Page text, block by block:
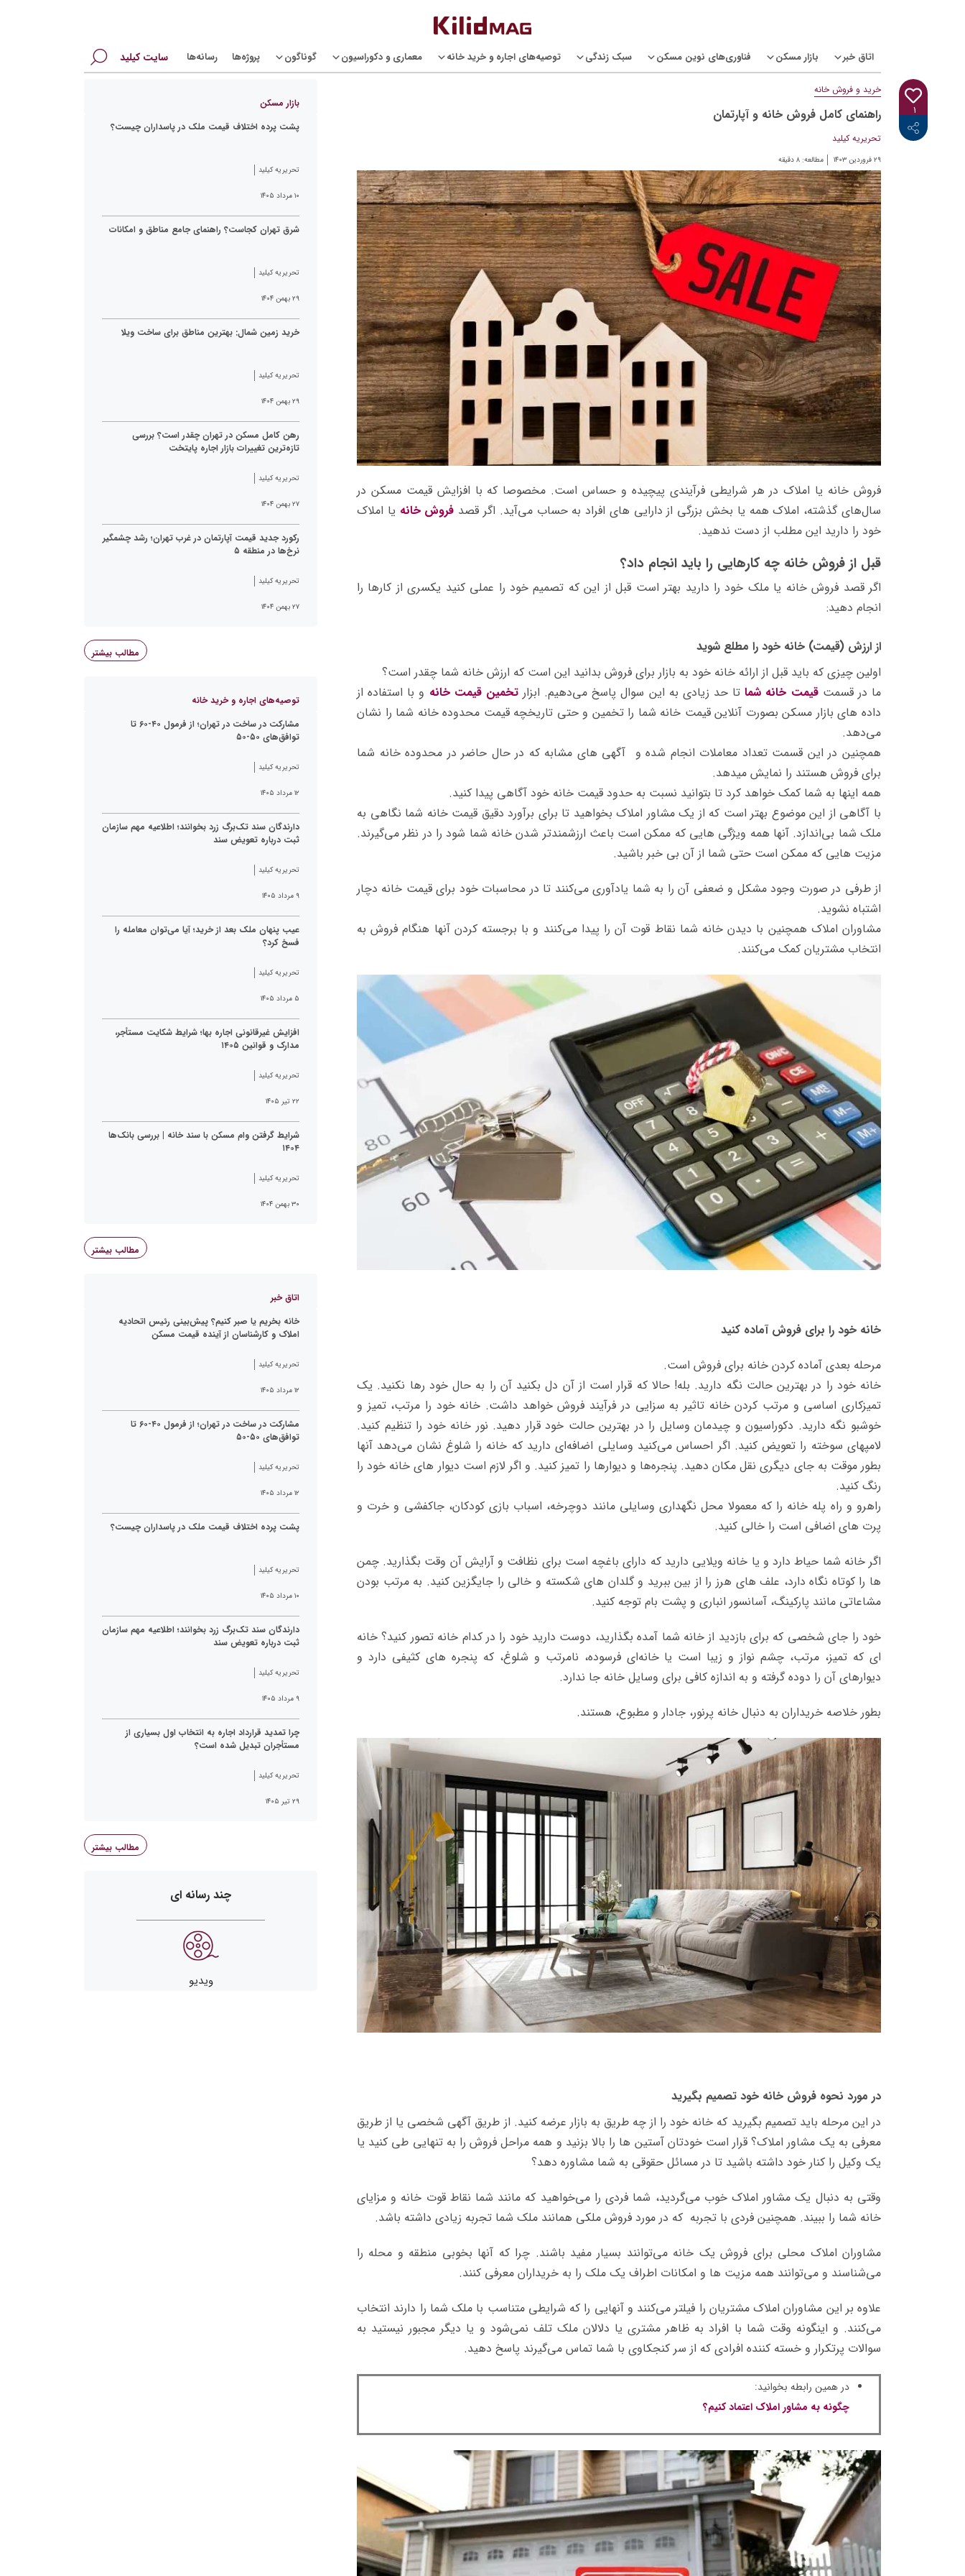
برای:
اتاق خبر بازار مسکن فناوری‌های نوین مسکن سبک زندگی توصیه‌های اجاره و خرید خانه معماری و دکوراسیون گوناگون پروژه‌ها رسانه‌ها سایت کیلید
۱
<i class="icon-twitter"></i>
<i class="icon-telegram-plane"></i>
<i class="icon-linkedin"></i>
خرید و فروش خانه
راهنمای کامل فروش خانه و آپارتمان
تحریریه کیلید
۲۹ فروردین ۱۴۰۳ مطالعه: ۸ دقیقه
فروش خانه یا املاک در هر شرایطی فرآیندی پیچیده و حساس است. مخصوصا که با افزایش قیمت مسکن در
سال‌های گذشته، املاک همه یا بخش بزرگی از دارایی های افراد به حساب می‌آید. اگر قصد فروش خانه یا املاک
خود را دارید این مطلب از دست ندهید.
قبل از فروش خانه چه کارهایی را باید انجام داد؟
اگر قصد فروش خانه یا ملک خود را دارید بهتر است قبل از این که تصمیم خود را عملی کنید یکسری از کارها را
انجام دهید:
از ارزش (قیمت) خانه خود را مطلع شوید
اولین چیزی که باید قبل از ارائه خانه خود به بازار برای فروش بدانید این است که ارزش خانه شما چقدر است؟
ما در قسمت قیمت خانه شماتا حد زیادی به این سوال پاسخ می‌دهیم. ابزارتخمین قیمت خانه و با استفاده از
داده های بازار مسکن بصورت آنلاین قیمت خانه شما را تخمین و حتی تاریخچه قیمت محدوده خانه شما را نشان
می‌دهد.
همچنین در این قسمت تعداد معاملات انجام شده و آگهی های مشابه که در حال حاضر در محدوده خانه شما
برای فروش هستند را نمایش میدهد.
همه اینها به شما کمک خواهد کرد تا بتوانید نسبت به حدود قیمت خانه خود آگاهی پیدا کنید.
با آگاهی از این موضوع بهتر است که از یک مشاور املاک بخواهید تا برای برآورد دقیق قیمت خانه شما نگاهی به
ملک شما بی‌اندازد. آنها همه ویژگی هایی که ممکن است باعث ارزشمند‌تر شدن خانه شما شود را در نظر می‌گیرند.
مزیت هایی که ممکن است حتی شما از آن بی خبر باشید.
از طرفی در صورت وجود مشکل و ضعفی آن را به شما یادآوری می‌کنند تا در محاسبات خود برای قیمت خانه دچار
اشتباه نشوید.
مشاوران املاک همچنین با دیدن خانه شما نقاط قوت آن را پیدا می‌کنند و با برجسته کردن آنها هنگام فروش به
انتخاب مشتریان کمک می‌کنند.
خانه خود را برای فروش آماده کنید
مرحله بعدی آماده کردن خانه برای فروش است.
خانه خود را در بهترین حالت نگه دارید. بله! حالا که قرار است از آن دل بکنید آن را به حال خود رها نکنید. یک
تمیزکاری اساسی و مرتب کردن خانه تاثیر به سزایی در فرآیند فروش خواهد داشت. خانه خود را مرتب، تمیز و
خوشبو نگه دارید. دکوراسیون و چیدمان وسایل را در بهترین حالت خود قرار دهید. نور خانه خود را تنظیم کنید.
لامپهای سوخته را تعویض کنید. اگر احساس می‌کنید وسایلی اضافه‌ای دارید که خانه را شلوغ نشان می‌دهد آنها
بطور موقت به جای دیگری نقل مکان دهید. پنجره‌ها و دیوارها را تمیز کنید. و اگر لازم است دیوار های خانه خود را
رنگ کنید.
راهرو و راه پله خانه را که معمولا محل نگهداری وسایلی مانند دوچرخه، اسباب بازی کودکان، جاکفشی و خرت و
پرت های اضافی است را خالی کنید.
اگر خانه شما حیاط دارد و یا خانه ویلایی دارید که دارای باغچه است برای نظافت و آرایش آن وقت بگذارید. چمن
ها را کوتاه نگاه دارد، علف های هرز را از بین ببرید و گلدان های شکسته و خالی را جایگزین کنید. به مرتب بودن
مشاعاتی مانند پارکینگ، آسانسور انباری و پشت بام توجه کنید.
خود را جای شخصی که برای بازدید از خانه شما آمده بگذارید، دوست دارید خود را در کدام خانه تصور کنید؟ خانه
ای که تمیز، مرتب، چشم نواز و زیبا است یا خانه‌ای فرسوده، نامرتب و شلوغ، که پنجره های کثیفی دارد و
دیوارهای آن را دوده گرفته و به اندازه کافی برای وسایل خانه جا ندارد.
بطور خلاصه خریداران به دنبال خانه پرنور، جادار و مطبوع، هستند.
در مورد نحوه فروش خانه خود تصمیم بگیرید
در این مرحله باید تصمیم بگیرید که خانه خود را از چه طریق به بازار عرضه کنید. از طریق آگهی شخصی یا از طریق
معرفی به یک مشاور املاک؟ قرار است خودتان آستین ها را بالا بزنید و همه مراحل فروش را به تنهایی طی کنید یا
یک وکیل را کنار خود داشته باشید تا در مسائل حقوقی به شما مشاوره دهد؟
وقتی به دنبال یک مشاور املاک خوب می‌گردید، شما فردی را می‌خواهید که مانند شما نقاط قوت خانه و مزایای
خانه شما را ببیند. همچنین فردی با تجربه که در مورد فروش ملکی همانند ملک شما تجربه زیادی داشته باشد.
مشاوران املاک محلی برای فروش یک خانه می‌توانند بسیار مفید باشند. چرا که آنها بخوبی منطقه و محله را
می‌شناسند و می‌توانند همه مزیت ها و امکانات اطراف یک ملک را به خریداران معرفی کنند.
علاوه بر این مشاوران املاک مشتریان را فیلتر می‌کنند و آنهایی را که شرایطی متناسب با ملک شما را دارند انتخاب
می‌کنند. و اینگونه وقت شما با افراد به ظاهر مشتری یا دلالان ملک تلف نمی‌شود و یا دیگر مجبور نیستید به
سوالات پرتکرار و خسته کننده افرادی که از سر کنجکاوی با شما تماس می‌گیرند پاسخ دهید.
در همین رابطه بخوانید:
چگونه به مشاور املاک اعتماد کنیم؟
بازار مسکن
پشت پرده اختلاف قیمت ملک در پاسداران چیست؟
تحریریه کیلید
۱۰ مرداد ۱۴۰۵
شرق تهران کجاست؟ راهنمای جامع مناطق و امکانات
تحریریه کیلید
۲۹ بهمن ۱۴۰۴
خرید زمین شمال: بهترین مناطق برای ساخت ویلا
تحریریه کیلید
۲۹ بهمن ۱۴۰۴
رهن کامل مسکن در تهران چقدر است؟ بررسی
تازه‌ترین تغییرات بازار اجاره پایتخت
تحریریه کیلید
۲۷ بهمن ۱۴۰۴
رکورد جدید قیمت آپارتمان در غرب تهران؛ رشد چشمگیر
نرخ‌ها در منطقه ۵
تحریریه کیلید
۲۷ بهمن ۱۴۰۴
مطالب بیشتر
توصیه‌های اجاره و خرید خانه
مشارکت در ساخت در تهران؛ از فرمول ۴۰-۶۰ تا
توافق‌های ۵۰-۵۰
تحریریه کیلید
۱۲ مرداد ۱۴۰۵
دارندگان سند تک‌برگ زرد بخوانند؛ اطلاعیه مهم سازمان
ثبت درباره تعویض سند
تحریریه کیلید
۹ مرداد ۱۴۰۵
عیب پنهان ملک بعد از خرید؛ آیا می‌توان معامله را
فسخ کرد؟
تحریریه کیلید
۵ مرداد ۱۴۰۵
افزایش غیرقانونی اجاره بها؛ شرایط شکایت مستأجر،
مدارک و قوانین ۱۴۰۵
تحریریه کیلید
۲۲ تیر ۱۴۰۵
شرایط گرفتن وام مسکن با سند خانه | بررسی بانک‌ها
۱۴۰۴
تحریریه کیلید
۳۰ بهمن ۱۴۰۴
مطالب بیشتر
اتاق خبر
خانه بخریم یا صبر کنیم؟ پیش‌بینی رئیس اتحادیه
املاک و کارشناسان از آینده قیمت مسکن
تحریریه کیلید
۱۲ مرداد ۱۴۰۵
مشارکت در ساخت در تهران؛ از فرمول ۴۰-۶۰ تا
توافق‌های ۵۰-۵۰
تحریریه کیلید
۱۲ مرداد ۱۴۰۵
پشت پرده اختلاف قیمت ملک در پاسداران چیست؟
تحریریه کیلید
۱۰ مرداد ۱۴۰۵
دارندگان سند تک‌برگ زرد بخوانند؛ اطلاعیه مهم سازمان
ثبت درباره تعویض سند
تحریریه کیلید
۹ مرداد ۱۴۰۵
چرا تمدید قرارداد اجاره به انتخاب اول بسیاری از
مستأجران تبدیل شده است؟
تحریریه کیلید
۲۹ تیر ۱۴۰۵
مطالب بیشتر
چند رسانه ای
ویدیو